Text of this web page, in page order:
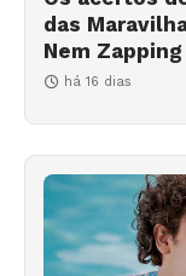
das
Nem
há 16 dias